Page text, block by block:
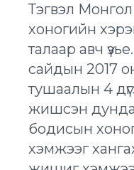
Тэгвэл
хоногийн
талаар авч
сайдын 2017
тушаалын 4
жишсэн
бодисын
хэмжээг хангах